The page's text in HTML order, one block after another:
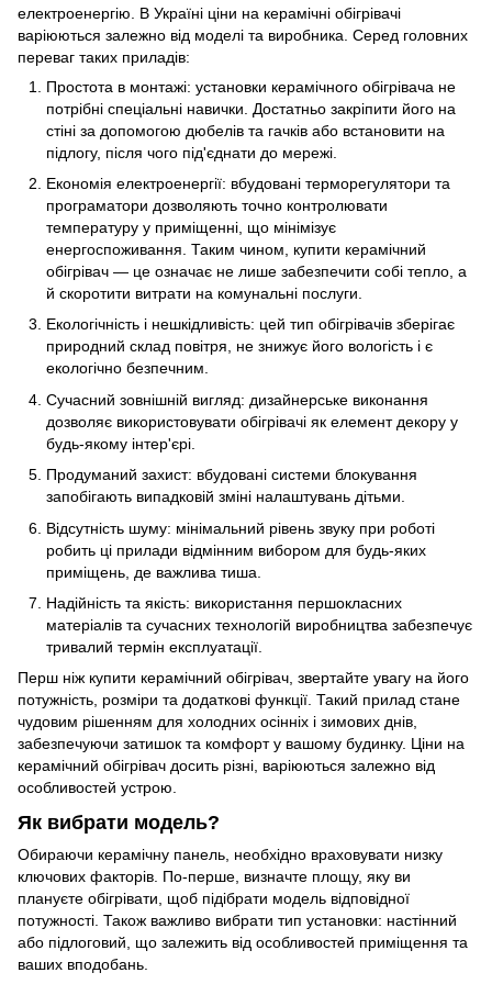
електроенергію. В Україні ціни на керамічні обігрівачі
варіюються залежно від моделі та виробника. Серед головних
переваг таких приладів:
Простота в монтажі: установки керамічного обігрівача не
потрібні спеціальні навички. Достатньо закріпити його на
стіні за допомогою дюбелів та гачків або встановити на
підлогу, після чого під'єднати до мережі.
Економія електроенергії: вбудовані терморегулятори та
програматори дозволяють точно контролювати
температуру у приміщенні, що мінімізує
енергоспоживання. Таким чином, купити керамічний
обігрівач — це означає не лише забезпечити собі тепло, а
й скоротити витрати на комунальні послуги.
Екологічність і нешкідливість: цей тип обігрівачів зберігає
природний склад повітря, не знижує його вологість і є
екологічно безпечним.
Сучасний зовнішній вигляд: дизайнерське виконання
дозволяє використовувати обігрівачі як елемент декору у
будь-якому інтер'єрі.
Продуманий захист: вбудовані системи блокування
запобігають випадковій зміні налаштувань дітьми.
Відсутність шуму: мінімальний рівень звуку при роботі
робить ці прилади відмінним вибором для будь-яких
приміщень, де важлива тиша.
Надійність та якість: використання першокласних
матеріалів та сучасних технологій виробництва забезпечує
тривалий термін експлуатації.
Перш ніж купити керамічний обігрівач, звертайте увагу на його
потужність, розміри та додаткові функції. Такий прилад стане
чудовим рішенням для холодних осінніх і зимових днів,
забезпечуючи затишок та комфорт у вашому будинку. Ціни на
керамічний обігрівач досить різні, варіюються залежно від
особливостей устрою.
Як вибрати модель?
Обираючи керамічну панель, необхідно враховувати низку
ключових факторів. По-перше, визначте площу, яку ви
плануєте обігрівати, щоб підібрати модель відповідної
потужності. Також важливо вибрати тип установки: настінний
або підлоговий, що залежить від особливостей приміщення та
ваших вподобань.